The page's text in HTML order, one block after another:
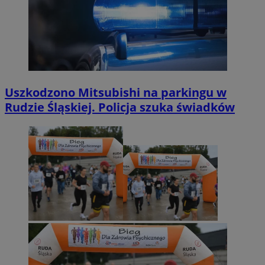
Uszkodzono Mitsubishi na parkingu w
Rudzie Śląskiej. Policja szuka świadków